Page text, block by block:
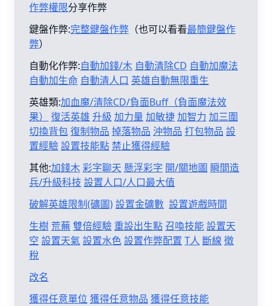
作弊權限分享作弊
鍵盤作弊:完整鍵盤作弊 （也可以看看最簡鍵盤作
弊）
自動化作弊:自動加錢/木 自動清除CD 自動加魔法
自動加生命 自動清人口 英雄自動無限重生
英雄類:加血魔/清除CD/負面Buff（負面魔法效
果）
復活英雄 升級 加力量 加敏捷加智力 加三圍
切換背包復制物品 掉落物品 沖物品 打包物品 設
置經驗設置技能點禁止獲得經驗
其他:加錢木彩字聊天 懸浮彩字 開/關地圖 瞬間造
兵/升級科技 設置人口/人口最大值
破解英雄限制(礦圖)設置金礦數 設置遊戲時間
生樹 荒蕪雙倍經驗 重設出生點召喚技能設置天
空 設置天氣設置水色設置作弊配置 T人 斷線 徵
稅
改名
獲得任意單位 獲得任意物品 獲得任意技能